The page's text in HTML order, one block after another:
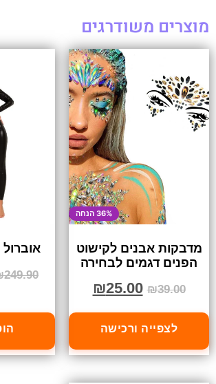
מוצרים משודרגים
36% הנחה
מדבקות אבנים לקישוט
הפנים דגמים לבחירה
₪39.00
₪25.00
לצפייה ורכישה
249.90